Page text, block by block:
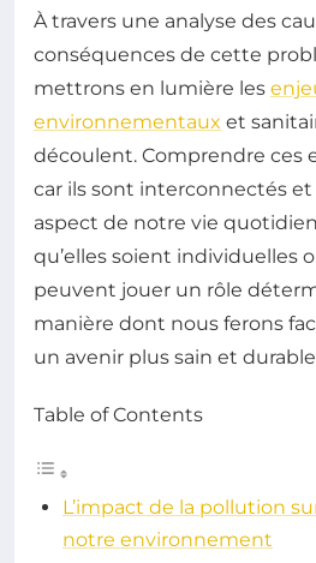
À travers une analyse des
conséquences de cette
mettrons en lumière les
environnementaux et
découlent. Comprendre ces
car ils sont interconnectés
aspect de notre vie
qu’elles soient individuelles
peuvent jouer un rôle
manière dont nous ferons
un avenir plus sain et
Table of Contents
L’impact de la pollution
notre environnement